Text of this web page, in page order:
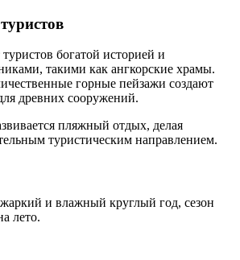
богатой историей и
такими как ангкорские храмы.
горные пейзажи создают
древних сооружений.
пляжный отдых, делая
туристическим направлением.
и влажный круглый год, сезон
лето.